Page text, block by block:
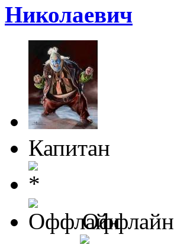
Николаевич
Капитан
Оффлайн